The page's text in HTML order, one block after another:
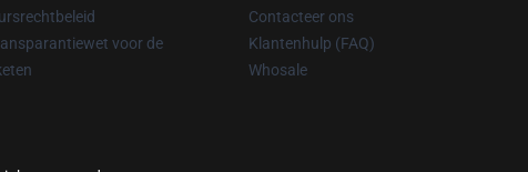
voor de
Contacteer ons
Klantenhulp (FAQ)
Whosale